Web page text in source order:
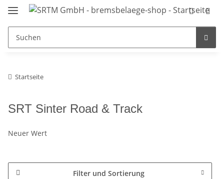
Startseite
SRT Sinter Road & Track
Neuer Wert
Filter und Sortierung